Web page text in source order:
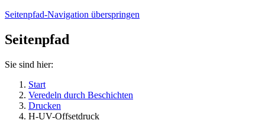
Seitenpfad-Navigation überspringen
Seitenpfad
Sie sind hier:
Start
Veredeln durch Beschichten
Drucken
H-UV-Offsetdruck